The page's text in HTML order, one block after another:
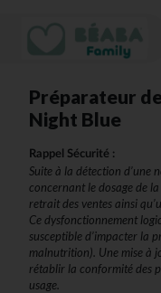
Préparateur
Night Blue
Rappel Sécurité :
Suite à la détection d’une
concernant le dosage de
retrait des ventes ainsi
Ce dysfonctionnement
susceptible d’impacter la
malnutrition). Une mise à
rétablir la conformité des
usage.